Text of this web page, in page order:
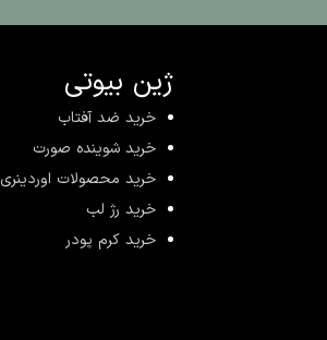
ژین بیوتی
خرید ضد آفتاب
خرید شوینده صورت
خرید محصولات اوردینری
خرید رژ لب
خرید کرم پودر